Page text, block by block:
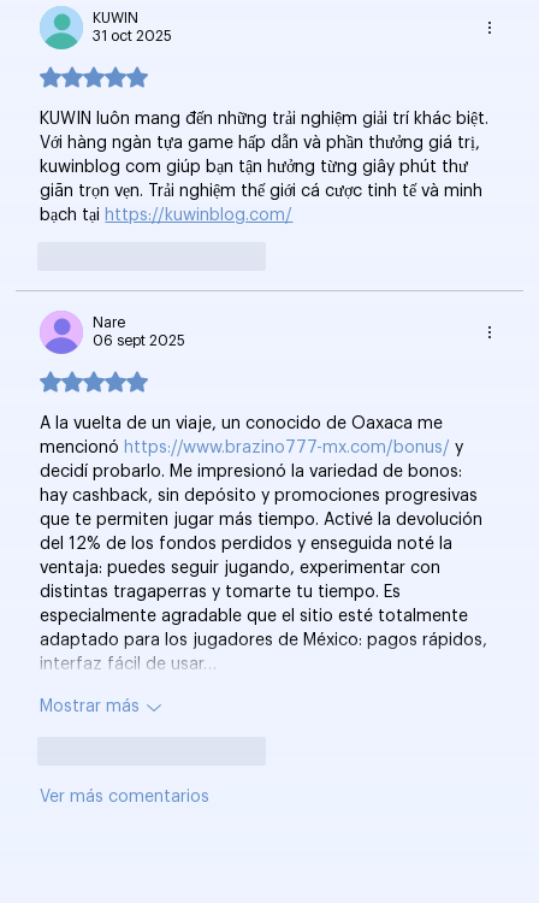
KUWIN
31 oct 2025
Obtuvo 5 de 5 estrellas.
KUWIN luôn mang đến những trải nghiệm giải trí khác biệt.
Với hàng ngàn tựa game hấp dẫn và phần thưởng giá trị,
kuwinblog com giúp bạn tận hưởng từng giây phút thư
giãn trọn vẹn. Trải nghiệm thế giới cá cược tinh tế và minh
bạch tại https://kuwinblog.com/
Nare
06 sept 2025
Obtuvo 5 de 5 estrellas.
A la vuelta de un viaje, un conocido de Oaxaca me
mencionó https://www.brazino777-mx.com/bonus/ y
decidí probarlo. Me impresionó la variedad de bonos:
hay cashback, sin depósito y promociones progresivas
que te permiten jugar más tiempo. Activé la devolución
del 12% de los fondos perdidos y enseguida noté la
ventaja: puedes seguir jugando, experimentar con
distintas tragaperras y tomarte tu tiempo. Es
especialmente agradable que el sitio esté totalmente
adaptado para los jugadores de México: pagos rápidos,
interfaz fácil de usar…
Mostrar más
Ver más comentarios